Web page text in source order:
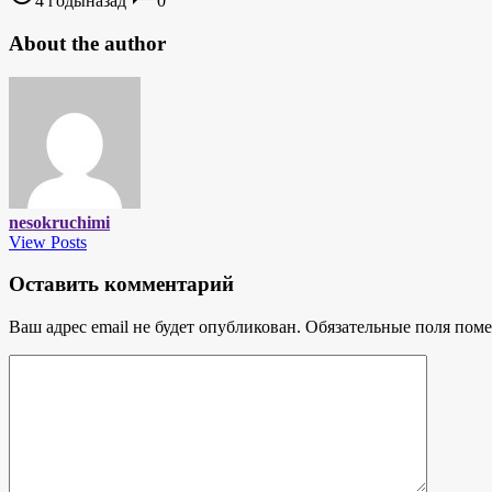
About the author
nesokruchimi
View Posts
Оставить комментарий
Ваш адрес email не будет опубликован. Обязательные поля